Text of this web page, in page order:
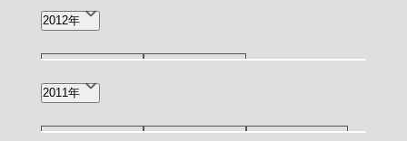
5月(1)
2012年
12月(1)
2011年